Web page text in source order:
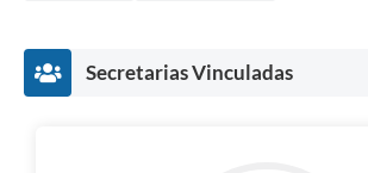
Secretarias Vinculadas